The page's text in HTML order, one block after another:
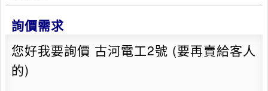
詢價需求
您好我要詢價 古河電工2號 (要再賣給客人
的)